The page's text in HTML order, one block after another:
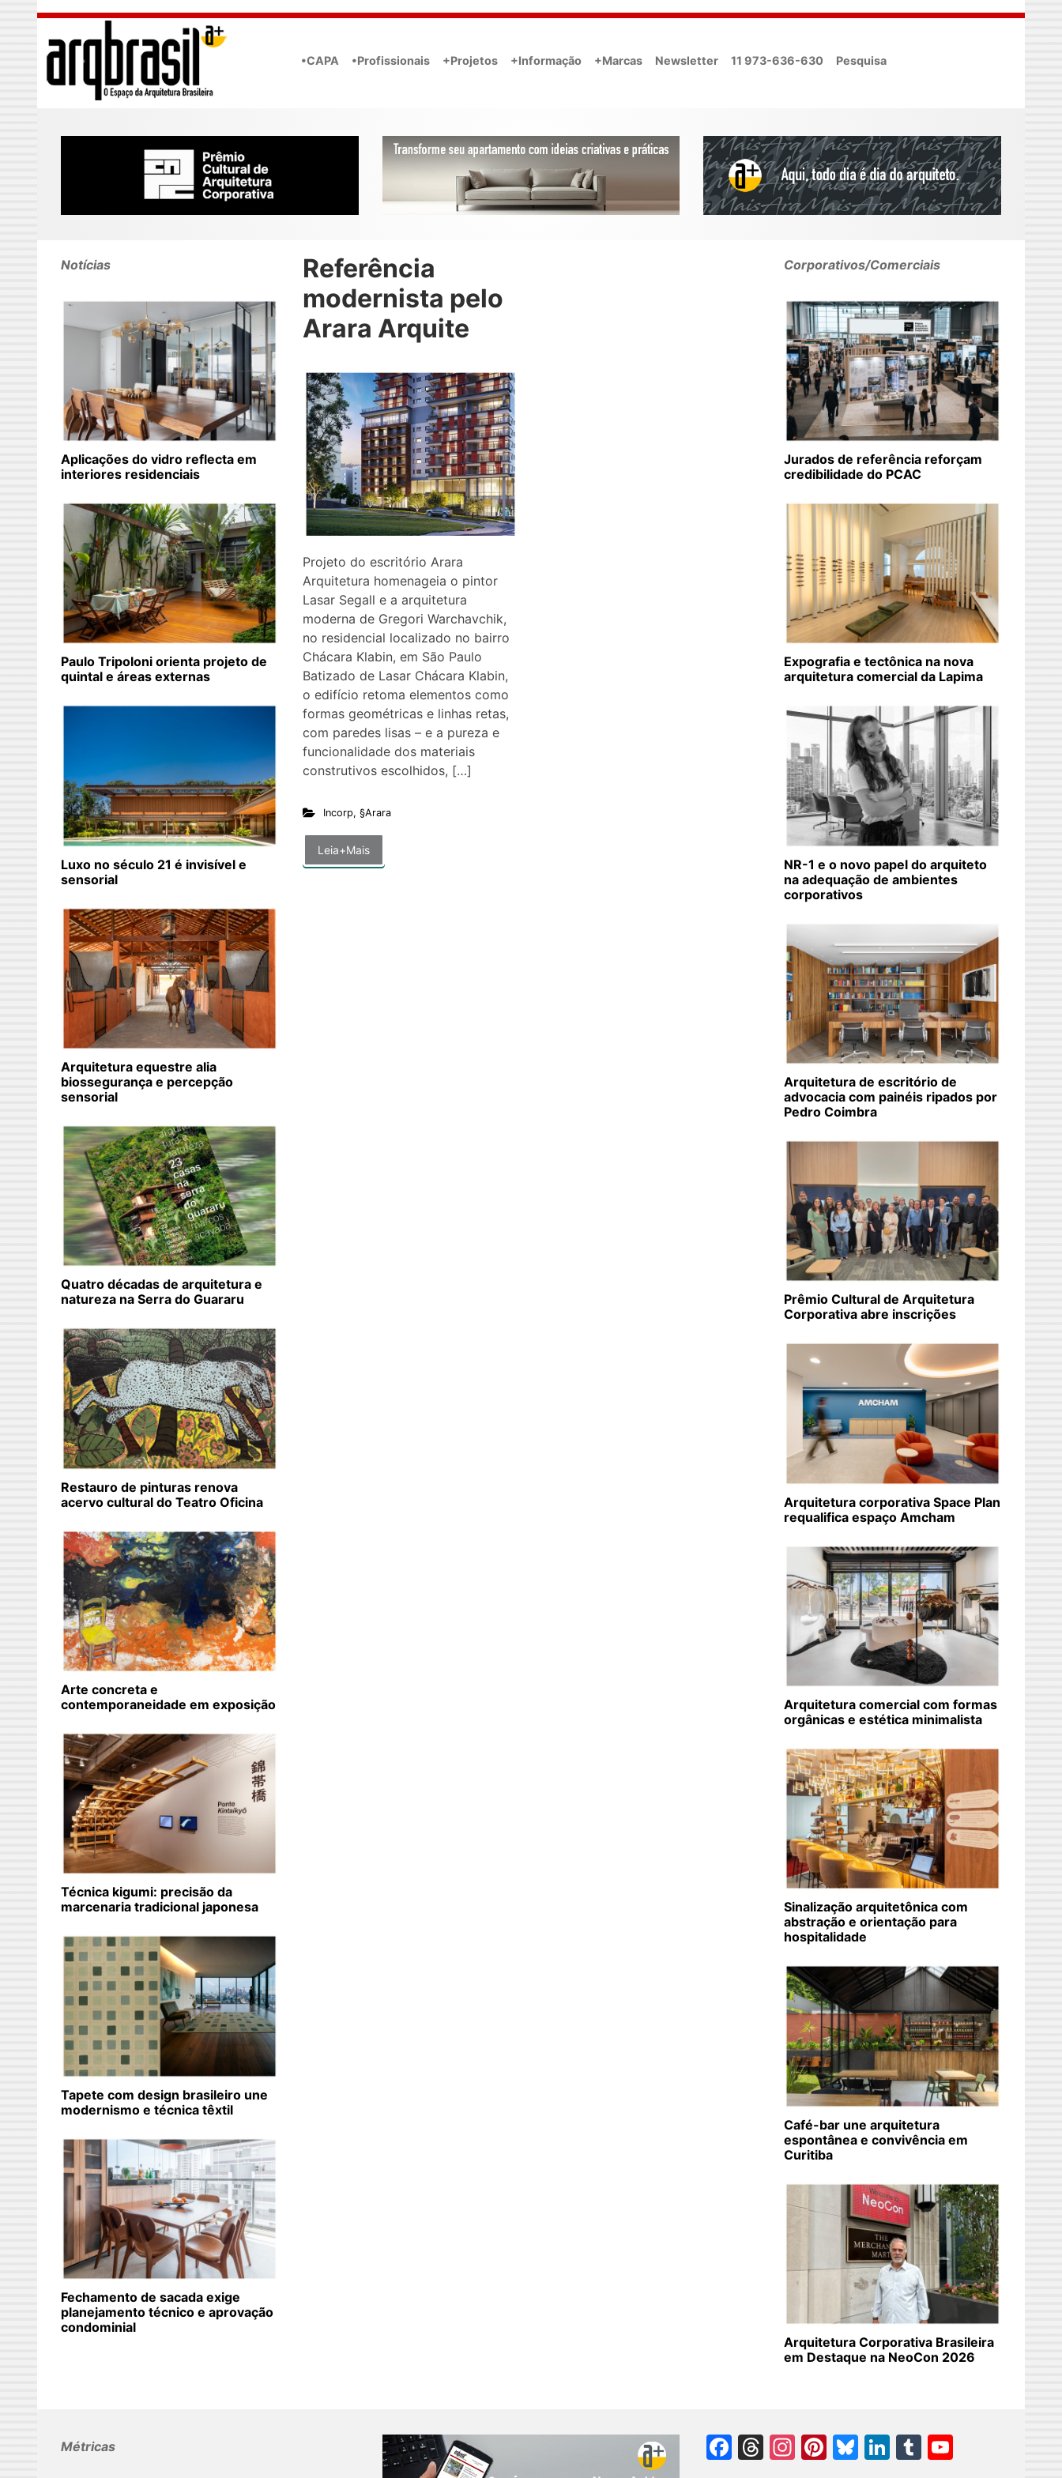
Skip to main content
•CAPA •Profissionais +Projetos +Informação +Marcas Newsletter 11 973-636-630 Pesquisa
Referência
modernista pelo
Arara Arquite
Projeto do escritório Arara
Arquitetura homenageia o pintor
Lasar Segall e a arquitetura
moderna de Gregori Warchavchik,
no residencial localizado no bairro
Chácara Klabin, em São Paulo
Batizado de Lasar Chácara Klabin,
o edifício retoma elementos como
formas geométricas e linhas retas,
com paredes lisas – e a pureza e
funcionalidade dos materiais
construtivos escolhidos, […]
Incorp, §Arara
Leia+Mais
Notícias
Aplicações do vidro reflecta em
interiores residenciais
Paulo Tripoloni orienta projeto de
quintal e áreas externas
Luxo no século 21 é invisível e
sensorial
Arquitetura equestre alia
biossegurança e percepção
sensorial
Quatro décadas de arquitetura e
natureza na Serra do Guararu
Restauro de pinturas renova
acervo cultural do Teatro Oficina
Arte concreta e
contemporaneidade em exposição
Técnica kigumi: precisão da
marcenaria tradicional japonesa
Tapete com design brasileiro une
modernismo e técnica têxtil
Fechamento de sacada exige
planejamento técnico e aprovação
condominial
Corporativos/Comerciais
Jurados de referência reforçam
credibilidade do PCAC
Expografia e tectônica na nova
arquitetura comercial da Lapima
NR-1 e o novo papel do arquiteto
na adequação de ambientes
corporativos
Arquitetura de escritório de
advocacia com painéis ripados por
Pedro Coimbra
Prêmio Cultural de Arquitetura
Corporativa abre inscrições
Arquitetura corporativa Space Plan
requalifica espaço Amcham
Arquitetura comercial com formas
orgânicas e estética minimalista
Sinalização arquitetônica com
abstração e orientação para
hospitalidade
Café-bar une arquitetura
espontânea e convivência em
Curitiba
Arquitetura Corporativa Brasileira
em Destaque na NeoCon 2026
Métricas Facebook
Threads
Instagram
Pinterest
Bluesky
LinkedIn
Tumblr